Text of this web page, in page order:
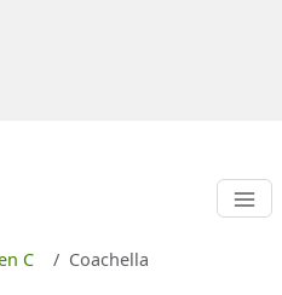
C Coachella